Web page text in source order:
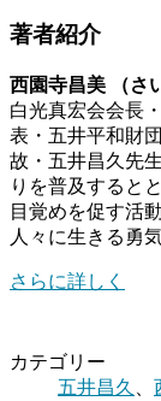
著者紹介
西園寺昌美 （さ
白光真宏会会長
表・五井平和財
故・五井昌久先
りを普及すると
目覚めを促す活
人々に生きる勇
さらに詳しく
カテゴリー
五井昌久